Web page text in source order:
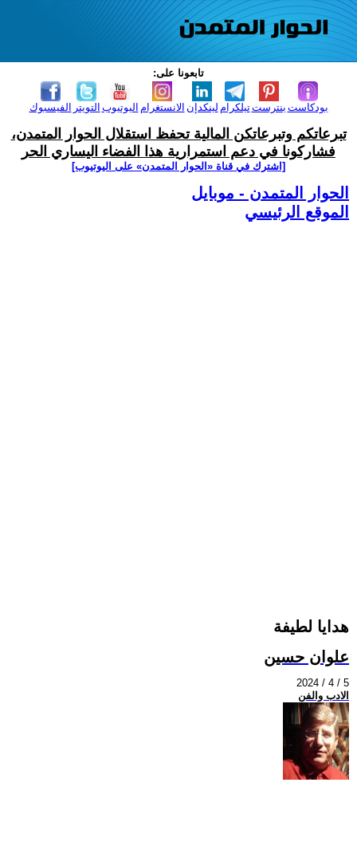
تابعونا على:
الفيسبوك التويتر اليوتيوب الانستغرام لينكدإن تيلكرامبنترست بودكاست
تبرعاتكم وتبرعاتكن المالية تحفظ استقلال الحوار المتمدن،
فشاركونا في دعم استمرارية هذا الفضاء اليساري الحر
[اشترك في قناة ‫«الحوار المتمدن» على اليوتيوب]
الحوار المتمدن - موبايل
الموقع الرئيسي
هدايا لطيفة
علوان حسين
2024 / 4 / 5
الادب والفن